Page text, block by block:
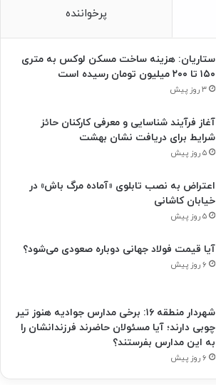
پرخواننده
ستاریان: هزینه ساخت مسکن لوکس به متری
۱۵۰ تا ۲۰۰ میلیون تومان رسیده است
۳ روز پیش
آغاز فرآیند شناسایی و معرفی کارکنان حائز
شرایط برای دریافت نشان بهشت
۵ روز پیش
اعتراض به نصب تابلوی «آماده مرگ باش» در
خیابان کاشانی
۵ روز پیش
آیا قیمت فولاد جهانی دوباره صعودی می‌شود؟
۶ روز پیش
شهردار منطقه ۱۶: برخی مدارس جوادیه هنوز تیر
چوبی دارند؛ آیا مسئولان حاضرند فرزندانشان را
به این مدارس بفرستند؟
۶ روز پیش